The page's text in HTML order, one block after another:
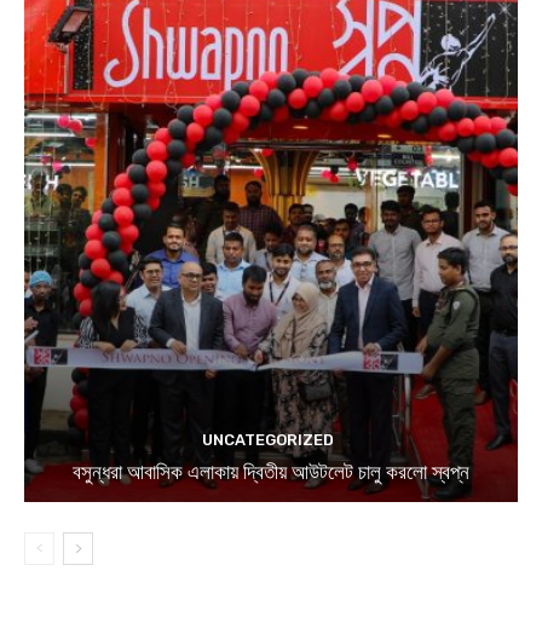
UNCATEGORIZED
বসুন্ধরা আবাসিক এলাকায় দ্বিতীয় আউটলেট চালু করলো স্বপ্ন